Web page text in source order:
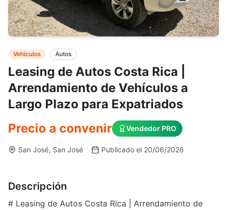
Leasing de Autos Costa Rica |
Arrendamiento de Vehículos a
Largo Plazo para Expatriados
Vehículos Autos
Precio a convenir Vendedor PRO
San José, San José Publicado el 20/06/2026
Descripción
# Leasing de Autos Costa Rica | Arrendamiento de